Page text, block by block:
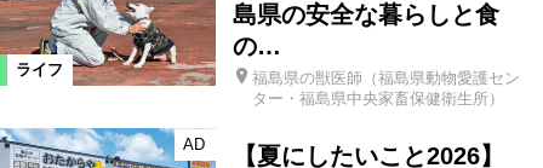
ライフ
島県の安全な暮らしと食
の…
福島県の獣医師（福島県動物愛護セン
ター・福島県中央家畜保健衛生所）
AD
【夏にしたいこと2026】